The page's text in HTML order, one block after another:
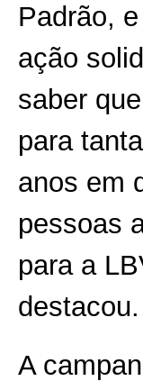
Padrão,
ação
saber
para
anos em
pessoas
para a
destacou.
A